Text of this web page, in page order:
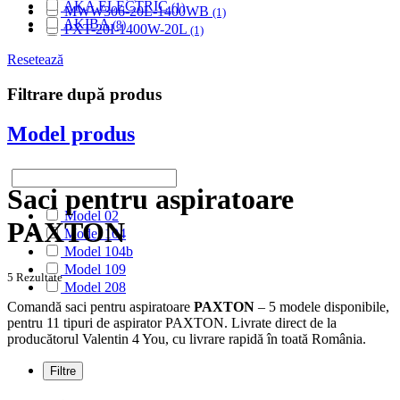
AKA ELECTRIC (1)
AKIBA (8)
ALIEN (2)
ALLERGY CARE
ALMERIA (1)
ALPINA (10)
ALTIC (3)
ALTO (12)
ALTUS (1)
AMADIS (5)
AMROS (1)
AMSTAR
AMSTERDAM
AMSTRAD (7)
ANTECH (2)
APL (3)
AQUA VAC
AR-TECH
MWW306-20L-1400WB (1)
PXT-20I-1400W-20L (1)
Resetează
Filtrare după produs
Model produs
Model 02
Model 104
Model 104b
Model 109
Model 208
Saci pentru aspiratoare
PAXTON
5 Rezultate
Comandă saci pentru aspiratoare PAXTON – 5 modele disponibile,
pentru 11 tipuri de aspirator PAXTON. Livrate direct de la
producătorul Valentin 4 You, cu livrare rapidă în toată România.
Filtre